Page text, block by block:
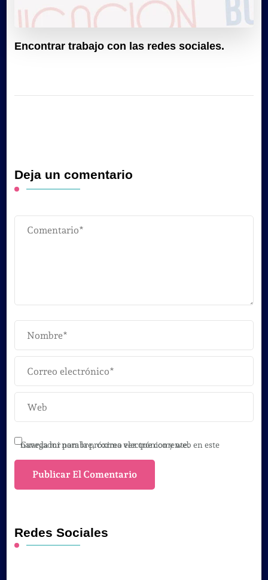
Encontrar trabajo con las redes sociales.
Deja un comentario
Guarda mi nombre, correo electrónico y web en este navegador para la próxima vez que comente.
Redes Sociales